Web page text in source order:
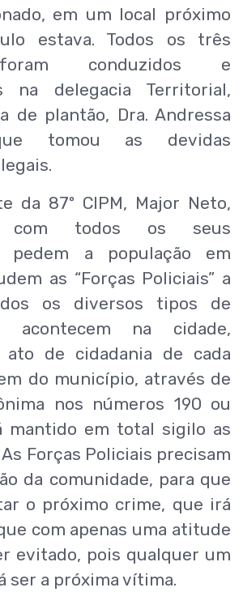
em um local próximo
estava. Todos os três
conduzidos e
na delegacia Territorial,
de plantão, Dra. Andressa
tomou as devidas
da 87º CIPM, Major Neto,
com todos os seus
pedem a população em
as “Forças Policiais” a
os diversos tipos de
acontecem na cidade,
ato de cidadania de cada
do município, através de
nos números 190 ou
mantido em total sigilo as
Forças Policiais precisam
da comunidade, para que
o próximo crime, que irá
com apenas uma atitude
evitado, pois qualquer um
ser a próxima vítima.